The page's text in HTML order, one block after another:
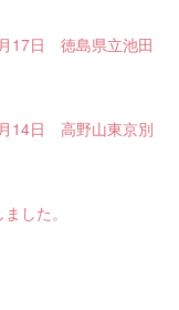
17日 徳島県立池田
14日 高野山東京別
した。